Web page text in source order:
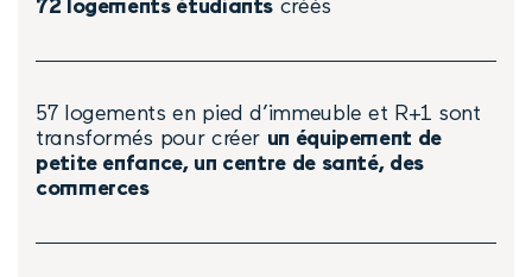
72 logements étudiants créés
57 logements en pied d’immeuble et R+1 sont
transformés pour créer un équipement de
petite enfance, un centre de santé, des
commerces